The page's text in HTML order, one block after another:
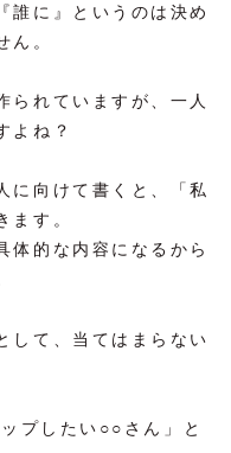
誰に』というのは決め
ん。
られていますが、一人
よね？
に向けて書くと、「私
ます。
体的な内容になるから
して、当てはまらない
プしたい○○さん」と